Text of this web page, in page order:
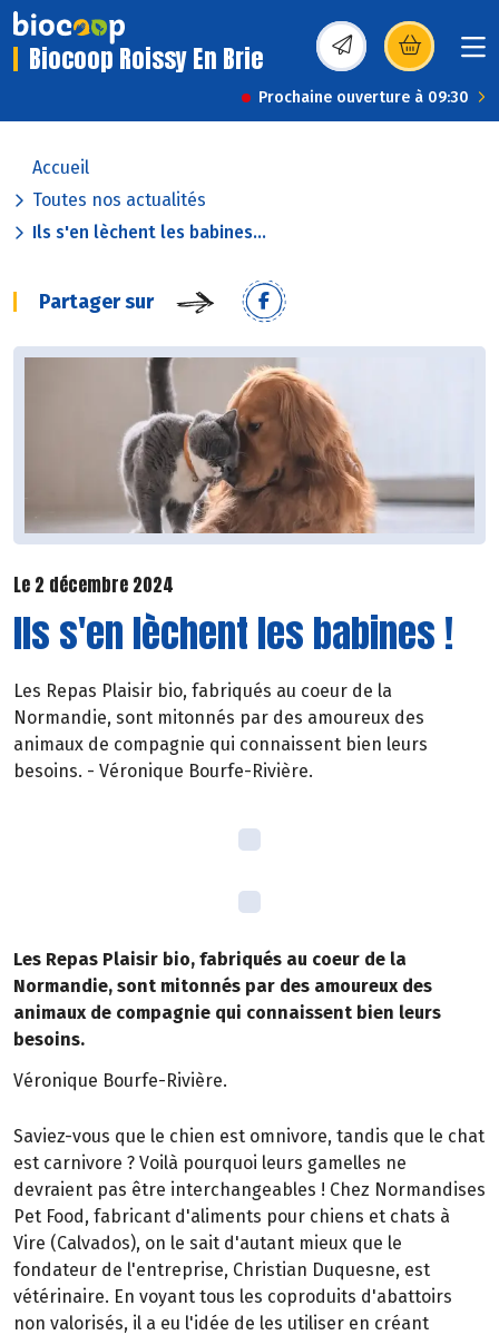
Biocoop Roissy En Brie (s’ouvre dans une
Prochaine ouverture à 09:30
Accueil
Toutes nos actualités
Ils s'en lèchent les babines...
Partager sur
Le 2 décembre 2024
Ils s'en lèchent les babines !
Les Repas Plaisir bio, fabriqués au coeur de la
Normandie, sont mitonnés par des amoureux des
animaux de compagnie qui connaissent bien leurs
besoins. - Véronique Bourfe-Rivière.
Les Repas Plaisir bio, fabriqués au coeur de la
Normandie, sont mitonnés par des amoureux des
animaux de compagnie qui connaissent bien leurs
besoins.
Véronique Bourfe-Rivière.
Saviez-vous que le chien est omnivore, tandis que le chat
est carnivore ? Voilà pourquoi leurs gamelles ne
devraient pas être interchangeables ! Chez Normandises
Pet Food, fabricant d'aliments pour chiens et chats à
Vire (Calvados), on le sait d'autant mieux que le
fondateur de l'entreprise, Christian Duquesne, est
vétérinaire. En voyant tous les coproduits d'abattoirs
non valorisés, il a eu l'idée de les utiliser en créant